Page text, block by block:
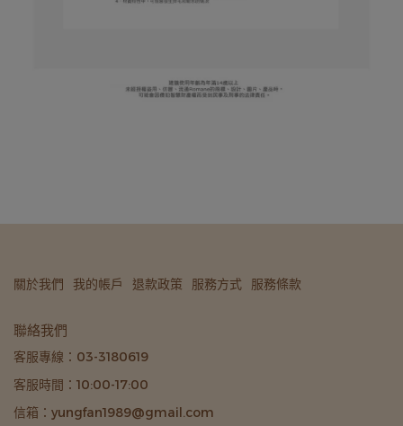
關於我們 我的帳戶 退款政策 服務方式 服務條款
聯絡我們
客服專線：03-3180619
客服時間：10:00-17:00
信箱：yungfan1989@gmail.com